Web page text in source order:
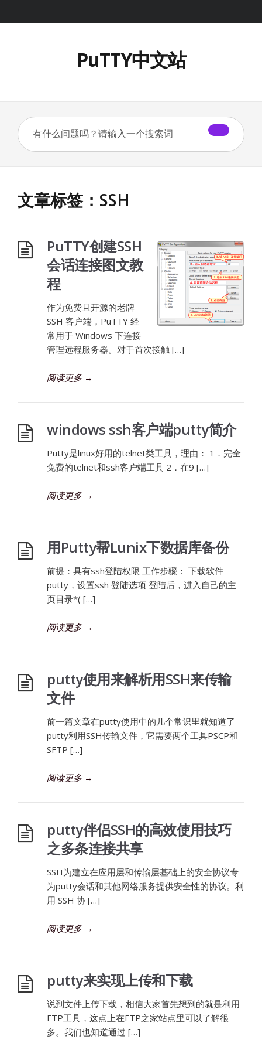
PuTTY中文站
文章标签：SSH
PuTTY创建SSH
会话连接图文教
程
作为免费且开源的老牌
SSH 客户端，PuTTY 经
常用于 Windows 下连接
管理远程服务器。对于首次接触 […]
阅读更多 →
windows ssh客户端putty简介
Putty是linux好用的telnet类工具，理由： 1．完全
免费的telnet和ssh客户端工具 2．在9 […]
阅读更多 →
用Putty帮Lunix下数据库备份
前提：具有ssh登陆权限 工作步骤： 下载软件
putty，设置ssh 登陆选项 登陆后，进入自己的主
页目录*( […]
阅读更多 →
putty使用来解析用SSH来传输
文件
前一篇文章在putty使用中的几个常识里就知道了
putty利用SSH传输文件，它需要两个工具PSCP和
SFTP […]
阅读更多 →
putty伴侣SSH的高效使用技巧
之多条连接共享
SSH为建立在应用层和传输层基础上的安全协议专
为putty会话和其他网络服务提供安全性的协议。利
用 SSH 协 […]
阅读更多 →
putty来实现上传和下载
说到文件上传下载，相信大家首先想到的就是利用
FTP工具，这点上在FTP之家站点里可以了解很
多。我们也知道通过 […]